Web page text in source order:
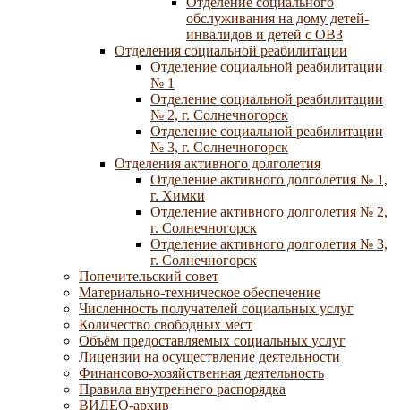
обслуживания на дому детей-
инвалидов и детей с ОВЗ
Отделения социальной реабилитации
Отделение социальной реабилитации
№ 1
Отделение социальной реабилитации
№ 2, г. Солнечногорск
Отделение социальной реабилитации
№ 3, г. Солнечногорск
Отделения активного долголетия
Отделение активного долголетия № 1,
г. Химки
Отделение активного долголетия № 2,
г. Солнечногорск
Отделение активного долголетия № 3,
г. Солнечногорск
Попечительский совет
Материально-техническое обеспечение
Численность получателей социальных услуг
Количество свободных мест
Объём предоставляемых социальных услуг
Лицензии на осуществление деятельности
Финансово-хозяйственная деятельность
Правила внутреннего распорядка
ВИДЕО-архив